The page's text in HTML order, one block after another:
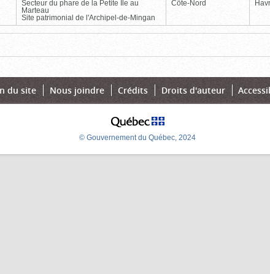
Secteur du phare de la Petite Île au
Marteau
Site patrimonial de l'Archipel-de-Mingan
Côte-Nord
du site Nous joindre Crédits Droits d'auteur
© Gouvernement du Québec, 2024